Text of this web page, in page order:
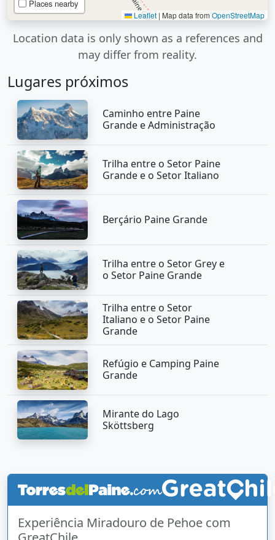
Places nearby
Leaflet | Map data from OpenStreetMap
Location data is only shown as a references and
may differ from reality.
Lugares próximos
Caminho entre Paine
Grande e Administração
Trilha entre o Setor Paine
Grande e o Setor Italiano
Berçário Paine Grande
Trilha entre o Setor Grey e
o Setor Paine Grande
Trilha entre o Setor
Italiano e o Setor Paine
Grande
Refúgio e Camping Paine
Grande
Mirante do Lago
Sköttsberg
Experiência Miradouro de Pehoe com